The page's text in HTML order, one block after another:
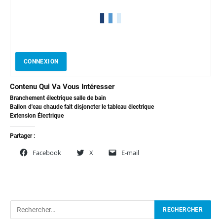
CONNEXION
Contenu Qui Va Vous Intéresser
Branchement électrique salle de bain
Ballon d'eau chaude fait disjoncter le tableau électrique
Extension Électrique
Partager :
Facebook X E-mail